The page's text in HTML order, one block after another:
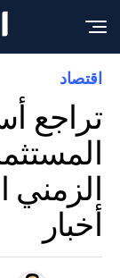
اقتصاد
تراجع
أخبار